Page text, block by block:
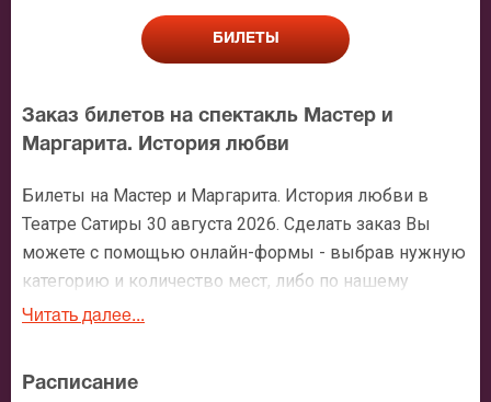
БИЛЕТЫ
Заказ билетов на спектакль Мастер и
Маргарита. История любви
Билеты на Мастер и Маргарита. История любви в
Театре Сатиры 30 августа 2026. Сделать заказ Вы
можете с помощью онлайн-формы - выбрав нужную
категорию и количество мест, либо по нашему
номеру телефона: +7 (495) 921-35-00. После
мероприятии, о расположении мест в зрительном
Читать далее...
Расписание